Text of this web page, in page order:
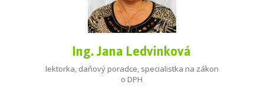
Ing. Jana Ledvinková
lektorka, daňový poradce, specialistka na zákon
o DPH